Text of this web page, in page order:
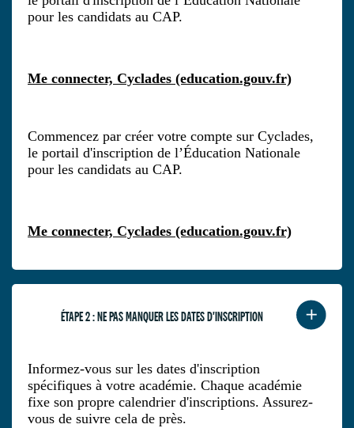
pour les candidats au CAP.
Me connecter, Cyclades (education.gouv.fr)
Commencez par créer votre compte sur Cyclades,
le portail d'inscription de l’Éducation Nationale
pour les candidats au CAP.
Me connecter, Cyclades (education.gouv.fr)
ÉTAPE 2 : NE PAS MANQUER LES DATES D'INSCRIPTION
Informez-vous sur les dates d'inscription
spécifiques à votre académie. Chaque académie
fixe son propre calendrier d'inscriptions. Assurez-
vous de suivre cela de près.